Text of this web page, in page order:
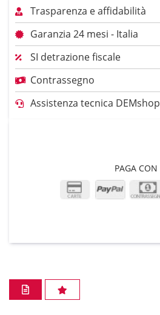
Trasparenza e affidabilità
Garanzia 24 mesi - Italia
SI detrazione fiscale
Contrassegno
Assistenza tecnica DEMshop
PAGA CON